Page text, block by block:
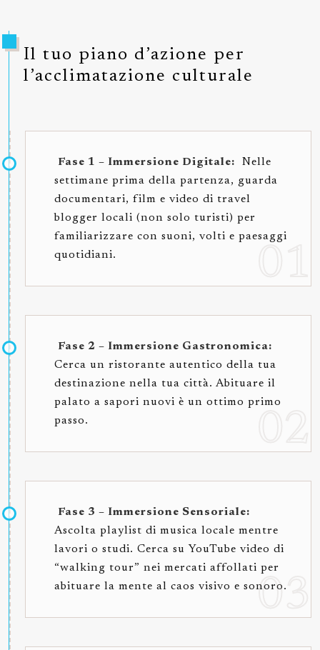
Il tuo piano d’azione per
l’acclimatazione culturale
Fase 1 – Immersione Digitale:
Nelle
settimane prima della partenza, guarda
documentari, film e video di travel
blogger locali (non solo turisti) per
familiarizzare con suoni, volti e paesaggi
quotidiani.
Fase 2 – Immersione Gastronomica:
Cerca un ristorante autentico della tua
destinazione nella tua città. Abituare il
palato a sapori nuovi è un ottimo primo
passo.
Fase 3 – Immersione Sensoriale:
Ascolta playlist di musica locale mentre
lavori o studi. Cerca su YouTube video di
“walking tour” nei mercati affollati per
abituare la mente al caos visivo e sonoro.